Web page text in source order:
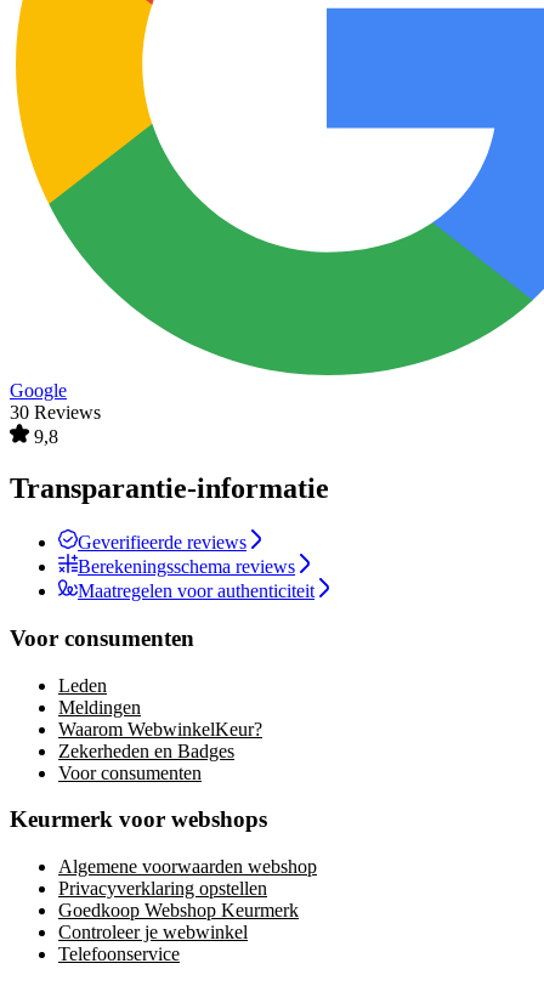
Google
30 Reviews
9,8
Transparantie-informatie
Geverifieerde reviews
Berekeningsschema reviews
Maatregelen voor authenticiteit
Voor consumenten
Leden
Meldingen
Waarom WebwinkelKeur?
Zekerheden en Badges
Voor consumenten
Keurmerk voor webshops
Algemene voorwaarden webshop
Privacyverklaring opstellen
Goedkoop Webshop Keurmerk
Controleer je webwinkel
Telefoonservice